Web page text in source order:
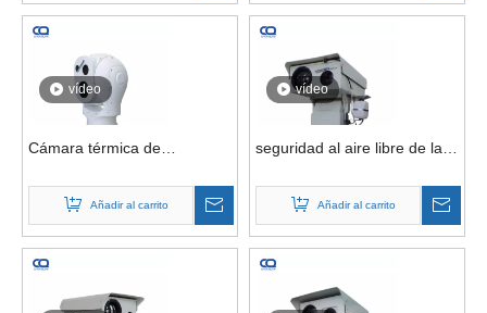
vídeo
Cámara térmica de
defensa de seguridad
fronteriza de detección de
intrusos de largo alcance de
360 ​​grados
Añadir al carrito
vídeo
seguridad al aire libre de la
de Lwir 640X512 PTZ de la
detección de la frontera
dominante de los 20km
Añadir al carrito